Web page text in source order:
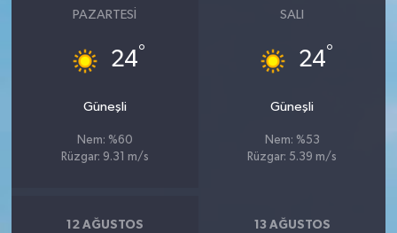
PAZARTESI
24°
Güneşli
Nem: %60
Rüzgar: 9.31 m/s
SALI
24°
Güneşli
Nem: %53
Rüzgar: 5.39 m/s
12 AĞUSTOS 13 AĞUSTOS